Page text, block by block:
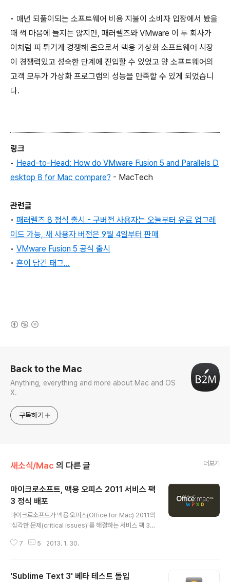
• 매년 되풀이되는 소프트웨어 비용 지불이 소비자 입장에서 봤을
때 썩 마음에 들지는 않지만, 패러렐즈와 VMware 이 두 회사가
이처럼 피 튀기게 경쟁해 옴으로서 맥용 가상화 소프트웨어 시장
이 경쟁력있고 성숙한 단계에 진입할 수 있었고 양 소프트웨어의
고객 모두가 가상화 프로그램의 성능을 만족할 수 있게 되었습니
다.
링크
• Head-to-Head: How do VMware Fusion 5 and Parallels D
esktop 8 for Mac compare? - MacTech
관련글
• 패러렐즈 8 정식 출시 - 구버전 사용자는 오늘부터 유료 업그레
이드 가능, 새 사용자 버전은 9월 4일부터 판매
• VMware Fusion 5 공식 출시
• 혼이 담긴 태그...
Back to the Mac
Anything, everything and more about Mac and OS
X.
구독하기
새소식/Mac 의 다른 글 더보기
마이크로소프트, 맥용 오피스 2011 서비스 팩
3 정식 배포
마이크로소프트가 맥용 오피스(Office for Mac) 2011의
'심각한 문제(critical issues)'를 해결하는 서비스 팩 3(1
ice for Mac) 2011 서비스 팩 3(14.3.0)의 릴리스 노트
라이드를 축소해 볼 때 한 슬라이드가 다른 슬라이드를 가
7 5 2013. 1. 30.
'Sublime Text 3' 베타 테스트 돌입